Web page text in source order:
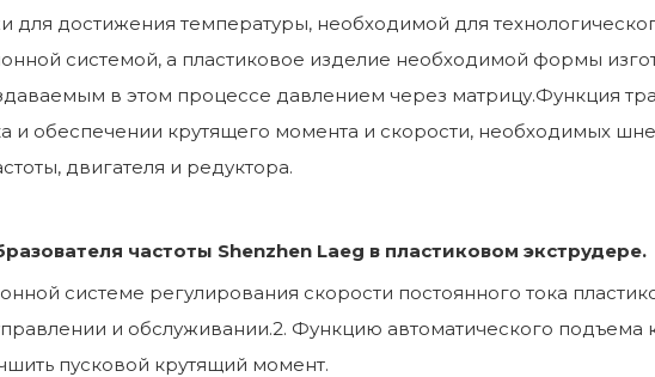
для достижения температуры, необходимой для
системой, а пластиковое изделие необходимой формы
в этом процессе давлением через матрицу.Функция
обеспечении крутящего момента и скорости, необходимых
двигателя и редуктора.
частоты Shenzhen Laeg в пластиковом экструдере.
системе регулирования скорости постоянного тока
и обслуживании.2. Функцию автоматического
пусковой крутящий момент.